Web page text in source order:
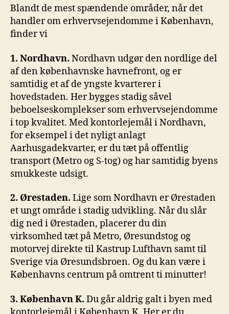
Blandt de mest spændende områder, når det
handler om erhvervsejendomme i København,
finder vi
1. Nordhavn. Nordhavn udgør den nordlige del
af den københavnske havnefront, og er
samtidig et af de yngste kvarterer i
hovedstaden. Her bygges stadig såvel
beboelseskomplekser som erhvervsejendomme
i top kvalitet. Med kontorlejemål i Nordhavn,
for eksempel i det nyligt anlagt
Aarhusgadekvarter, er du tæt på offentlig
transport (Metro og S-tog) og har samtidig byens
smukkeste udsigt.
2. Ørestaden. Lige som Nordhavn er Ørestaden
et ungt område i stadig udvikling. Når du slår
dig ned i Ørestaden, placerer du din
virksomhed tæt på Metro, Øresundstog og
motorvej direkte til Kastrup Lufthavn samt til
Sverige via Øresundsbroen. Og du kan være i
Københavns centrum på omtrent ti minutter!
3. København K. Du går aldrig galt i byen med